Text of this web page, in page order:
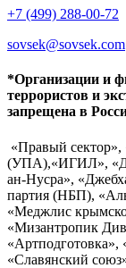
+7 (499) 288-00-72
sovsek@sovsek.com
*Организации и
террористов и
запрещена в
«Правый сектор»,
(УПА),«ИГИЛ»,
ан-Нусра»,
партия (НБП),
«Меджлис
«Мизантропик
«Славянский